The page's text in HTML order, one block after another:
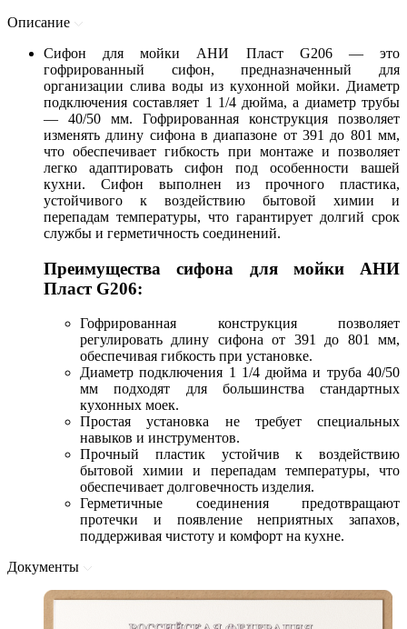
Описание
Сифон для мойки АНИ Пласт G206 — это
гофрированный сифон, предназначенный для
организации слива воды из кухонной мойки. Диаметр
подключения составляет 1 1/4 дюйма, а диаметр трубы
— 40/50 мм. Гофрированная конструкция позволяет
изменять длину сифона в диапазоне от 391 до 801 мм,
что обеспечивает гибкость при монтаже и позволяет
легко адаптировать сифон под особенности вашей
кухни. Сифон выполнен из прочного пластика,
устойчивого к воздействию бытовой химии и
перепадам температуры, что гарантирует долгий срок
службы и герметичность соединений.
Преимущества сифона для мойки АНИ
Пласт G206:
Гофрированная конструкция позволяет
регулировать длину сифона от 391 до 801 мм,
обеспечивая гибкость при установке.
Диаметр подключения 1 1/4 дюйма и труба 40/50
мм подходят для большинства стандартных
кухонных моек.
Простая установка не требует специальных
навыков и инструментов.
Прочный пластик устойчив к воздействию
бытовой химии и перепадам температуры, что
обеспечивает долговечность изделия.
Герметичные соединения предотвращают
протечки и появление неприятных запахов,
поддерживая чистоту и комфорт на кухне.
Документы